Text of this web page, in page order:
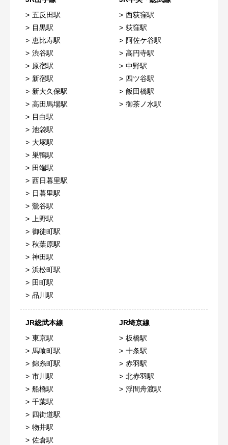
五反田駅
目黒駅
恵比寿駅
渋谷駅
原宿駅
新宿駅
新大久保駅
高田馬場駅
目白駅
池袋駅
大塚駅
巣鴨駅
田端駅
西日暮里駅
日暮里駅
鶯谷駅
上野駅
御徒町駅
秋葉原駅
神田駅
浜松町駅
田町駅
品川駅
西荻窪駅
荻窪駅
阿佐ケ谷駅
高円寺駅
中野駅
四ツ谷駅
飯田橋駅
御茶ノ水駅
JR総武本線
東京駅
馬喰町駅
錦糸町駅
市川駅
船橋駅
千葉駅
四街道駅
物井駅
佐倉駅
JR埼京線
板橋駅
十条駅
赤羽駅
北赤羽駅
浮間舟渡駅